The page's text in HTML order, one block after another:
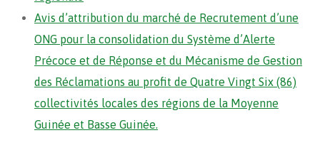
Avis d’attribution du marché de Recrutement d’une
ONG pour la consolidation du Système d’Alerte
Précoce et de Réponse et du Mécanisme de Gestion
des Réclamations au profit de Quatre Vingt Six (86)
collectivités locales des régions de la Moyenne
Guinée et Basse Guinée.